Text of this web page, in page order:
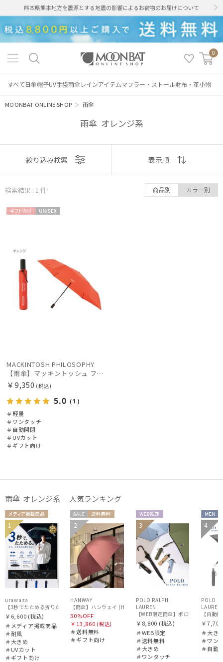
熊本県熊本地方を震源とする地震の影響によるお荷物のお届けについて
0
すべて日傘帽子UV手袋雨傘 レインアイテムマフラー・ストール財布・革小物
MOONBAT ONLINE SHOP ＞雨傘
雨傘 オレンジ系
カテゴリー
ブランド
カラー
価格・割引率
在庫表示
販売状況
表示
おすすめ
順
価格の低い
順
人気順
絞り込み検索 表示順
検索結果 : 1 件 商品別 カラー別
MACKINTOSH PHILOSOPHY
【雨傘】マッキントッシュ フィロソフィー (MACKINTOSH PHILOSOPHY) Birbrella AUTO-JUMP バーブレラ 自動開閉 折りたたみ
￥9,350 (税込)
5.0 （1）
＃軽量
＃ワンタッチ
＃自動開閉
＃UVカット
＃ギフト向け
雨傘 オレンジ系 人気ランキング
メディア掲
載商品
ギフト
向け
MEN
1
urawaza
【3秒でたためる折りたたみ雨傘】urawaza 無双（ウラワザ）プレーン58 耐風 大きめ
￥6,600 (税込)
＃メディア掲載商品
＃耐風
＃大きめ
＃UVカット
＃ギフト向け
セー
ル
送料無
料
ギフト
向け
WOME
N
2
HANWAY
【雨傘】ハンウェイ (HANWAY) 日本製
30%OFF
￥13,860 (税込)
＃送料無料
＃ギフト向け
WEB限
定
送料無
料
UNISE
3
POLO RALPH
LAUREN
【WEB限定雨傘】ポロ ラルフ ロー
￥8,800 (税込)
＃WEB限定
＃送料無料
＃大きめ
＃ワンタッチ
MEN
4
POLO
LAUREN
【自動
￥7,700
＃大き
＃ワン
＃自動